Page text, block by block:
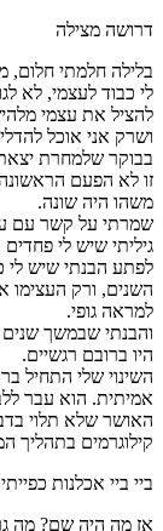
דרושה מצילה
בלילה חלמתי חלום,
לי כבוד לעצמי, לא
להציל את עצמי
ושרק אני אוכל
בבוקר שלמחרת
זו לא הפעם
משהו היה שונה.
שמרתי על קשר עם
גיליתי שיש לי
לפתע הבנתי שיש לי
השנים, ורק
למראה גופי.
והבנתי שבמשך
היו ברובם רגשיים.
השינוי שלי התחיל
אמיתית. הוא עבר
קילוגרמים בתהליך
ביי ביי אכלנות
אז מה היה שם? מה